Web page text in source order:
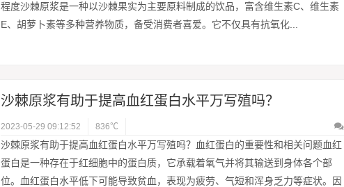
程度沙棘原浆是一种以沙棘果实为主要原料制成的饮品，富含维生素C、维生素
E、胡萝卜素等多种营养物质，备受消费者喜爱。它不仅具有抗氧化...
沙棘原浆有助于提高血红蛋白水平万写殖吗？
2023-05-29 09:12:52 836℃
沙棘原浆有助于提高血红蛋白水平万写殖吗？血红蛋白的重要性和相关问题血红
蛋白是一种存在于红细胞中的蛋白质，它承载着氧气并将其输送到身体各个部
位。血红蛋白水平低下可能导致贫血，表现为疲劳、气短和浑身乏力等症状。因